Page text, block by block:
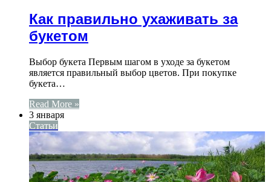
Как правильно ухаживать за
букетом
Выбор букета Первым шагом в уходе за букетом
является правильный выбор цветов. При покупке
букета…
Read More »
3 января
Статьи